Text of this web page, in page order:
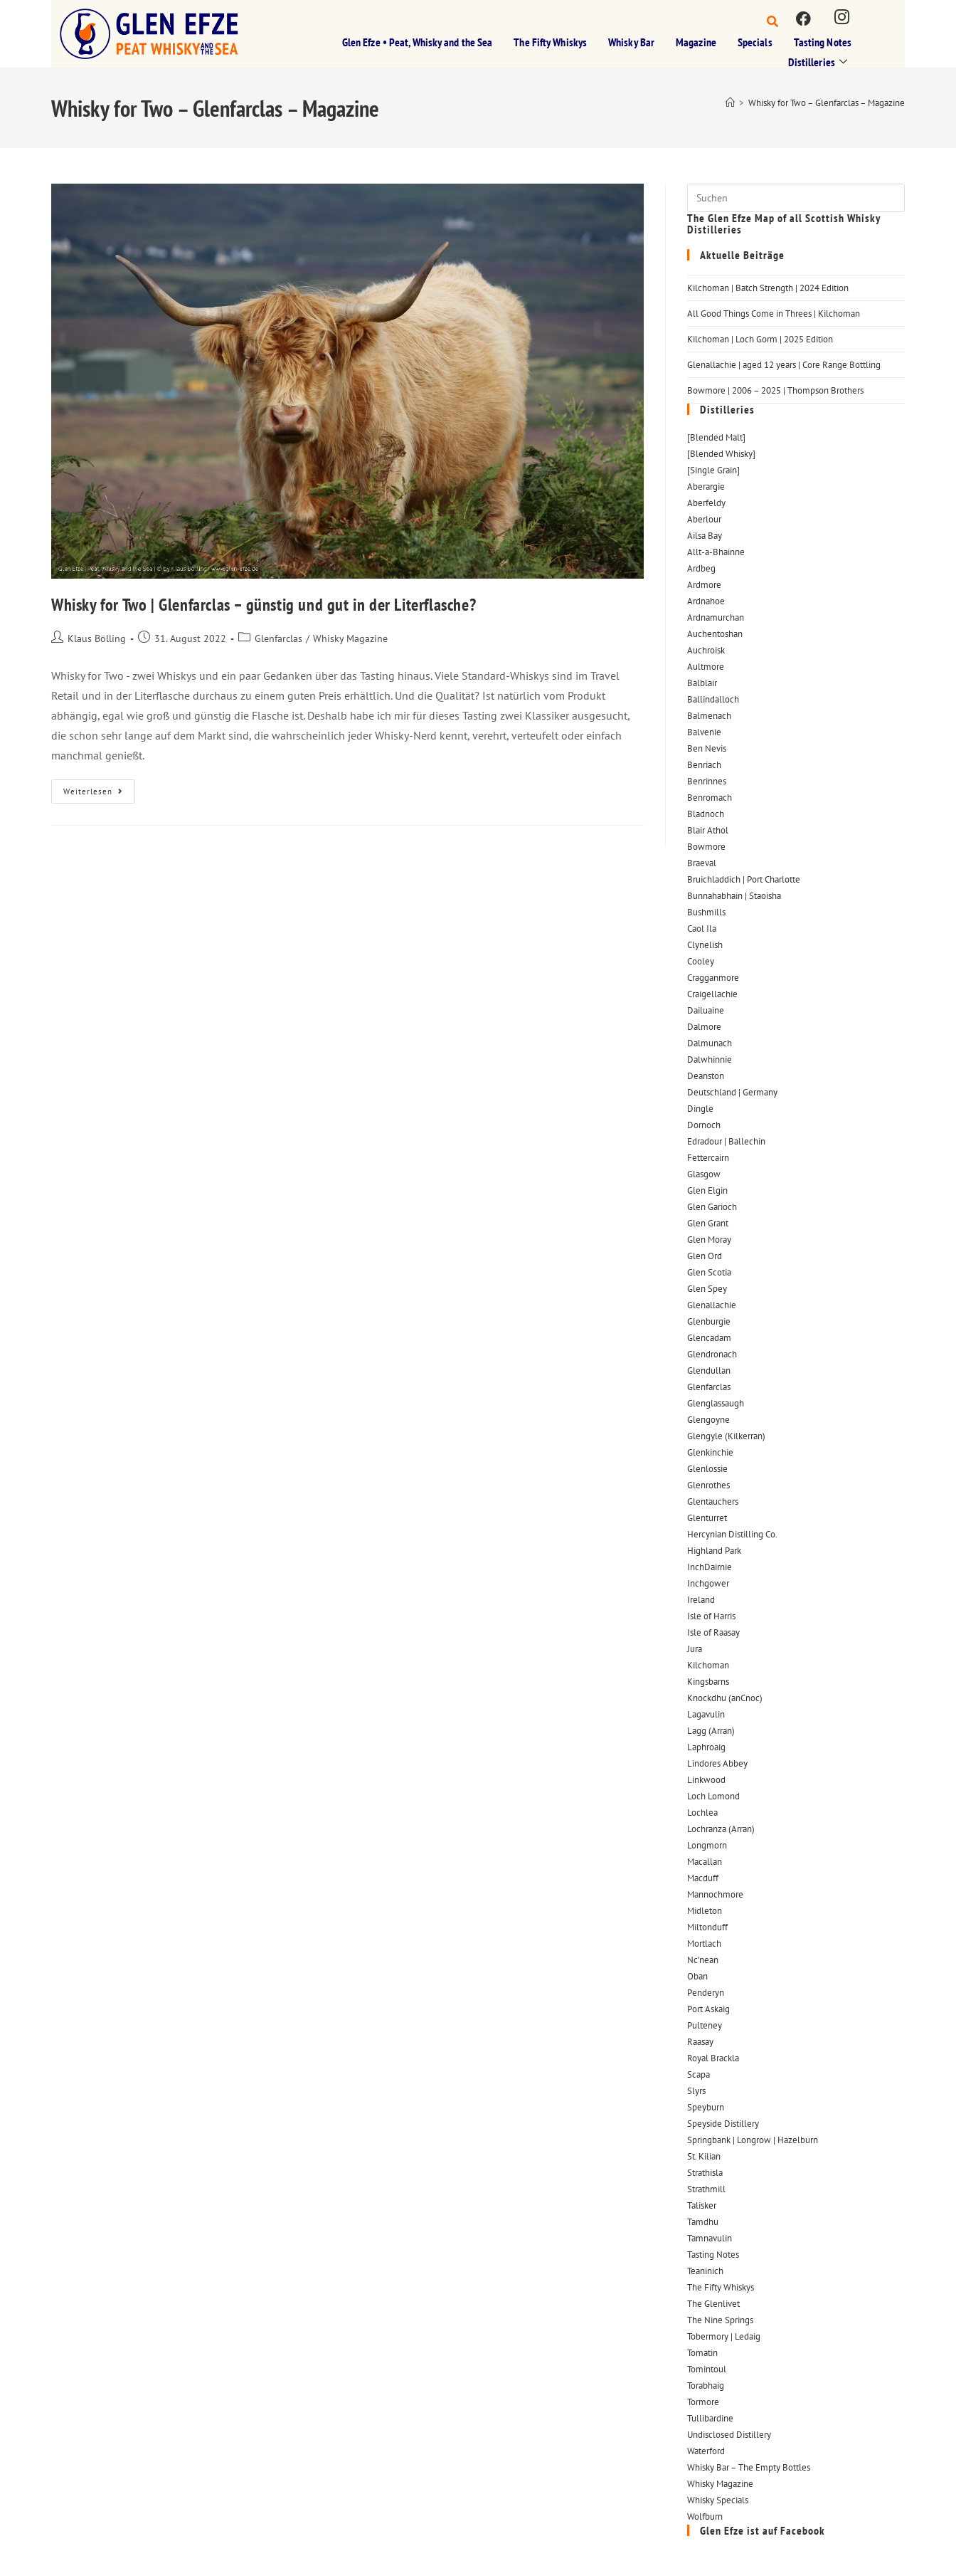
Glen Efze • Peat, Whisky and the Sea The Fifty Whiskys Whisky Bar Magazine Specials
Tasting Notes
Distilleries
Whisky for Two – Glenfarclas – Magazine > Whisky for Two – Glenfarclas – Magazine
Whisky for Two | Glenfarclas – günstig und gut in der Literflasche?
Klaus Bölling 31. August 2022 Glenfarclas / Whisky Magazine
Whisky for Two - zwei Whiskys und ein paar Gedanken über das Tasting hinaus. Viele Standard-Whiskys sind im Travel
Retail und in der Literflasche durchaus zu einem guten Preis erhältlich. Und die Qualität? Ist natürlich vom Produkt
abhängig, egal wie groß und günstig die Flasche ist. Deshalb habe ich mir für dieses Tasting zwei Klassiker ausgesucht,
die schon sehr lange auf dem Markt sind, die wahrscheinlich jeder Whisky-Nerd kennt, verehrt, verteufelt oder einfach
manchmal genießt.
Weiterlesen
The Glen Efze Map of all Scottish Whisky
Distilleries
Aktuelle Beiträge
Kilchoman | Batch Strength | 2024 Edition
All Good Things Come in Threes | Kilchoman
Kilchoman | Loch Gorm​ | 2025 Edition
Glenallachie | aged 12 years | Core Range Bottling
Bowmore | 2006 – 2025 | Thompson Brothers
Distilleries
[Blended Malt]
[Blended Whisky]
[Single Grain]
Aberargie
Aberfeldy
Aberlour
Ailsa Bay
Allt-a-Bhainne
Ardbeg
Ardmore
Ardnahoe
Ardnamurchan
Auchentoshan
Auchroisk
Aultmore
Balblair
Ballindalloch
Balmenach
Balvenie
Ben Nevis
Benriach
Benrinnes
Benromach
Bladnoch
Blair Athol
Bowmore
Braeval
Bruichladdich | Port Charlotte
Bunnahabhain | Staoisha
Bushmills
Caol Ila
Clynelish
Cooley
Cragganmore
Craigellachie
Dailuaine
Dalmore​
Dalmunach
Dalwhinnie
Deanston
Deutschland | Germany
Dingle
Dornoch
Edradour | Ballechin
Fettercairn
Glasgow
Glen Elgin
Glen Garioch
Glen Grant
Glen Moray
Glen Ord
Glen Scotia
Glen Spey
Glenallachie
Glenburgie
Glencadam
Glendronach
Glendullan
Glenfarclas
Glenglassaugh
Glengoyne
Glengyle (Kilkerran)
Glenkinchie
Glenlossie
Glenrothes
Glentauchers
Glenturret
Hercynian Distilling Co.
Highland Park
InchDairnie
Inchgower
Ireland
Isle of Harris
Isle of Raasay
Jura
Kilchoman
Kingsbarns
Knockdhu (anCnoc)
Lagavulin
Lagg (Arran)
Laphroaig
Lindores Abbey
Linkwood
Loch Lomond
Lochlea
Lochranza (Arran)
Longmorn
Macallan
Macduff
Mannochmore
Midleton
Miltonduff
Mortlach
Nc’nean
Oban
Penderyn
Port Askaig
Pulteney
Raasay
Royal Brackla
Scapa
Slyrs
Speyburn
Speyside Distillery
Springbank | Longrow | Hazelburn
St. Kilian
Strathisla
Strathmill
Talisker
Tamdhu
Tamnavulin
Tasting Notes
Teaninich
The Fifty Whiskys
The Glenlivet
The Nine Springs
Tobermory | Ledaig
Tomatin
Tomintoul
Torabhaig
Tormore
Tullibardine
Undisclosed Distillery
Waterford
Whisky Bar – The Empty Bottles
Whisky Magazine
Whisky Specials
Wolfburn
Glen Efze ist auf Facebook